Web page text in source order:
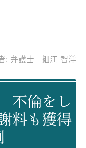
: 弁護士 細江 智洋
不倫をし
料も獲得